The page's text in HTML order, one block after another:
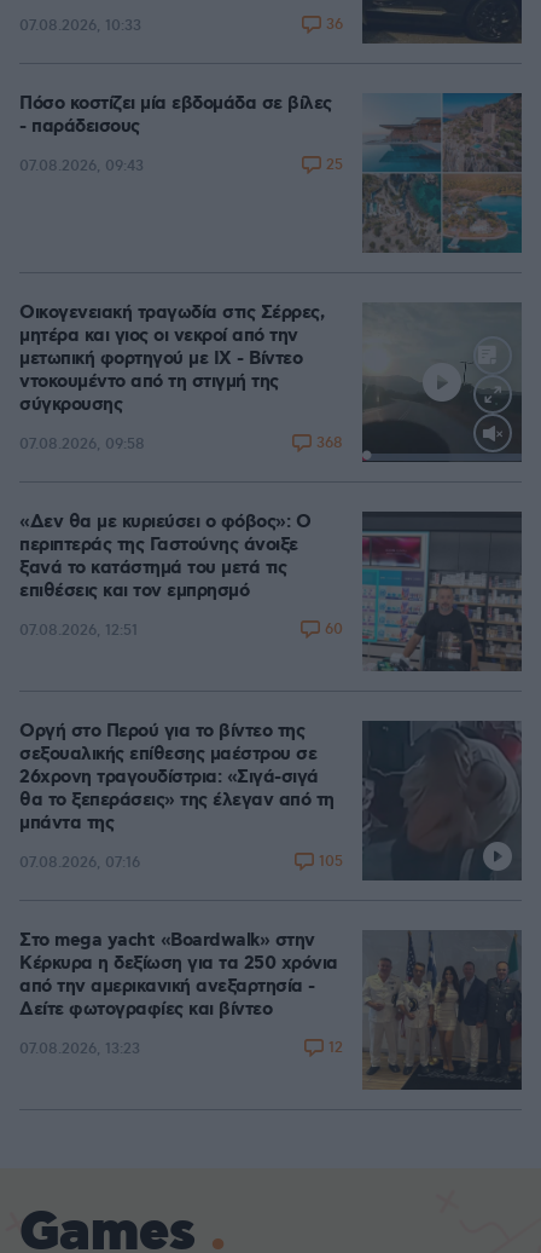
07.08.2026, 10:33 36
Πόσο κοστίζει μία εβδομάδα σε βίλες
- παράδεισους
07.08.2026, 09:43 25
Loaded:
Οικογενειακή τραγωδία στις Σέρρες,
μητέρα και γιος οι νεκροί από την
μετωπική φορτηγού με ΙΧ - Βίντεο
ντοκουμέντο από τη στιγμή της
σύγκρουσης
07.08.2026, 09:58 368
«Δεν θα με κυριεύσει ο φόβος»: Ο
περιπτεράς της Γαστούνης άνοιξε
ξανά το κατάστημά του μετά τις
επιθέσεις και τον εμπρησμό
07.08.2026, 12:51 60
Οργή στο Περού για το βίντεο της
σεξουαλικής επίθεσης μαέστρου σε
26χρονη τραγουδίστρια: «Σιγά-σιγά
θα το ξεπεράσεις» της έλεγαν από τη
μπάντα της
07.08.2026, 07:16 105
Στο mega yacht «Boardwalk» στην
Κέρκυρα η δεξίωση για τα 250 χρόνια
από την αμερικανική ανεξαρτησία -
Δείτε φωτογραφίες και βίντεο
07.08.2026, 13:23 12
Games